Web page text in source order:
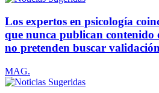
Los expertos en psicología
que nunca publican contenido
no pretenden buscar
MAG.